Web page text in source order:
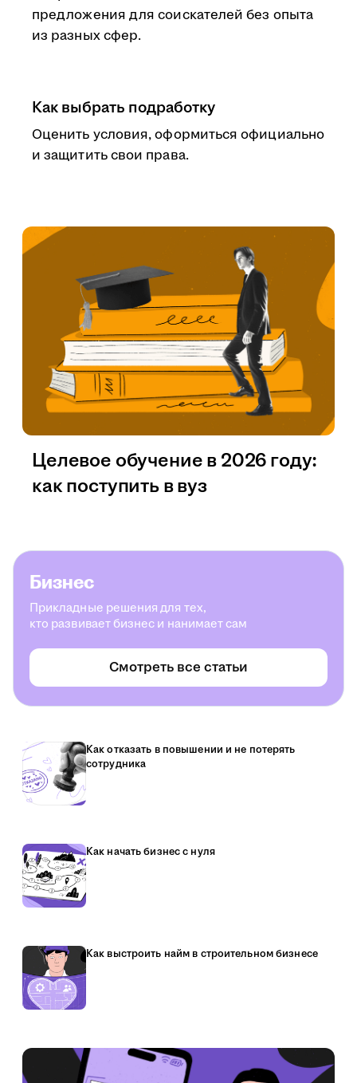
предложения для соискателей без опыта
из разных сфер.
Как выбрать подработку
Оценить условия, оформиться официально
и защитить свои права.
Целевое обучение в 2026 году:
как поступить в вуз
Бизнес
Прикладные решения для тех,
кто развивает бизнес и нанимает сам
Смотреть все статьи
Как отказать в повышении и не потерять
сотрудника
Как начать бизнес с нуля
Как выстроить найм в строительном бизнесе